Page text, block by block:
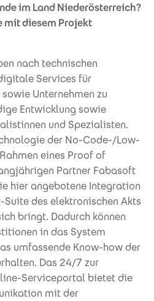
im Land Niederösterreich?
mit diesem Projekt
nach technischen
Services für
Unternehmen zu
Entwicklung sowie
und Spezialisten.
der No-Code-/Low-
eines Proof of
Partner Fabasoft
hier angebotene Integration
des elektronischen Akts
bringt. Dadurch können
in das System
umfassende Know-how der
Das 24/7 zur
Serviceportal bietet die
mit der